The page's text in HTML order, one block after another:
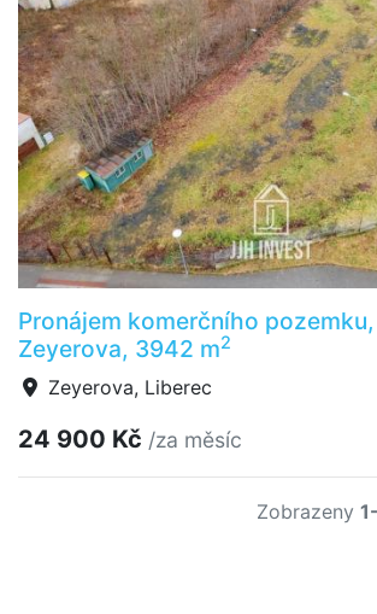
Pronájem komerčního
Zeyerova, 3942 m2
Zeyerova, Liberec
24 900 Kč /za měsíc
Zobrazeny